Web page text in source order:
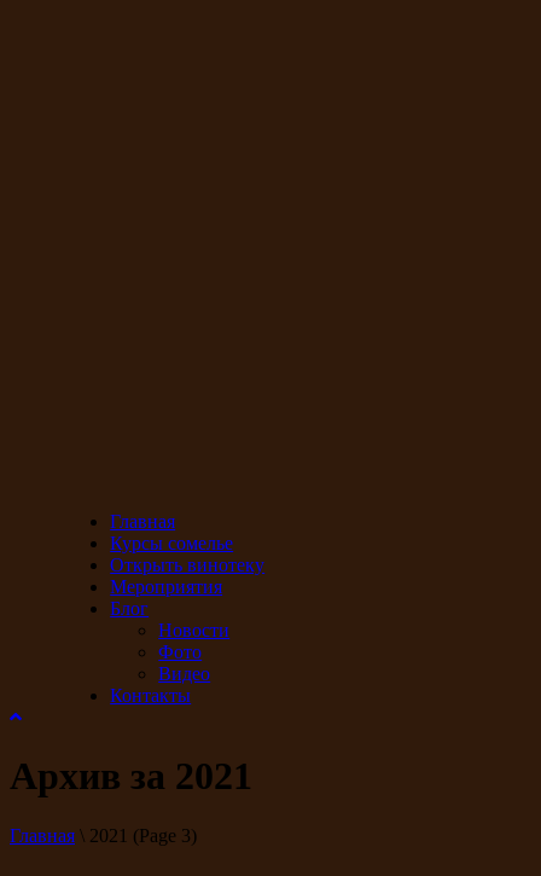
Главная
Курсы сомелье
Открыть винотеку
Мероприятия
Блог
Новости
Фото
Видео
Контакты
Архив за 2021
Главная \ 2021 (Page 3)